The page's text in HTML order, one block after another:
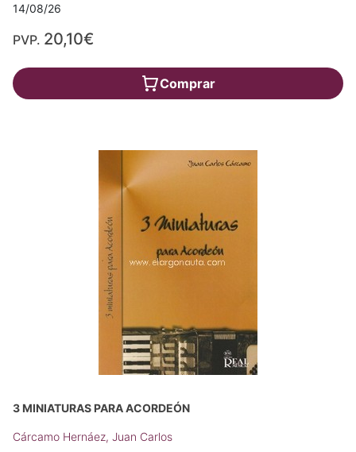
14/08/26
PVP. 20,10€
Comprar
3 MINIATURAS PARA ACORDEÓN
Cárcamo Hernáez, Juan Carlos